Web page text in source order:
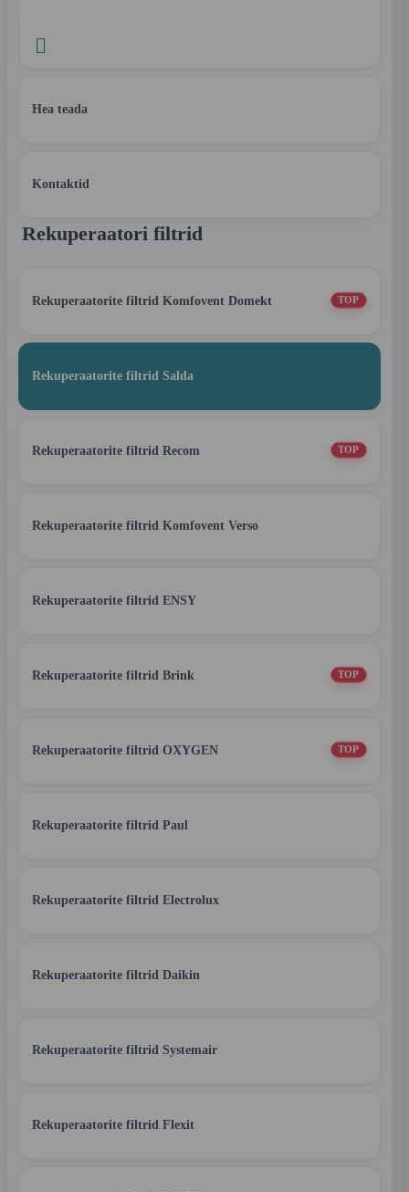

Hea teada
Kontaktid
Rekuperaatori filtrid
Rekuperaatorite filtrid Komfovent Domekt TOP
Rekuperaatorite filtrid Salda
Rekuperaatorite filtrid Recom TOP
Rekuperaatorite filtrid Komfovent Verso
Rekuperaatorite filtrid ENSY
Rekuperaatorite filtrid Brink TOP
Rekuperaatorite filtrid OXYGEN TOP
Rekuperaatorite filtrid Paul
Rekuperaatorite filtrid Electrolux
Rekuperaatorite filtrid Daikin
Rekuperaatorite filtrid Systemair
Rekuperaatorite filtrid Flexit